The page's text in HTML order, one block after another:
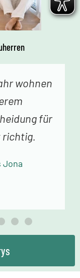
wir den
Vielen
für die
Mühleip